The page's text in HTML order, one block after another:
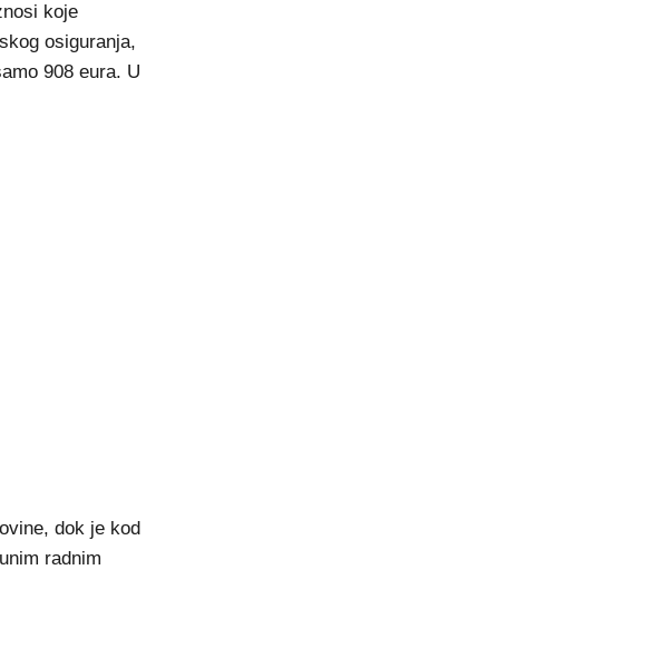
koje
osiguranja,
908 eura. U
dok je kod
radnim